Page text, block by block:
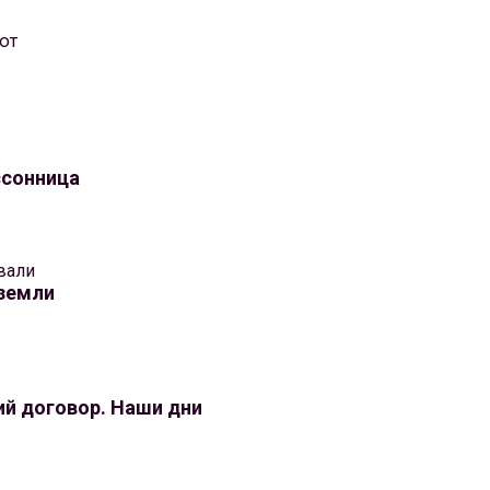
договор. Наши дни